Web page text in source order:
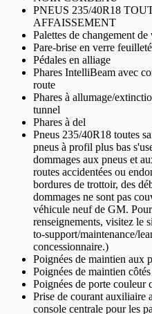
PNEUS 235/40R18
AFFAISSEMENT
Palettes de changement
Pare-brise en verre
Pédales en alliage
Phares IntelliBeam avec
route
Phares à allumage/
tunnel
Phares à del
Pneus 235/40R18 toutes
pneus à profil plus bas
dommages aux pneus et
routes accidentées ou
bordures de trottoir, des
dommages ne sont pas
véhicule neuf de GM.
renseignements, visitez le
to-support/maintenance/
concessionnaire.)
Poignées de maintien aux
Poignées de maintien
Poignées de porte couleur
Prise de courant auxiliaire
console centrale pour les